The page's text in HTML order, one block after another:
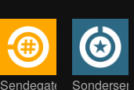
Sendegate